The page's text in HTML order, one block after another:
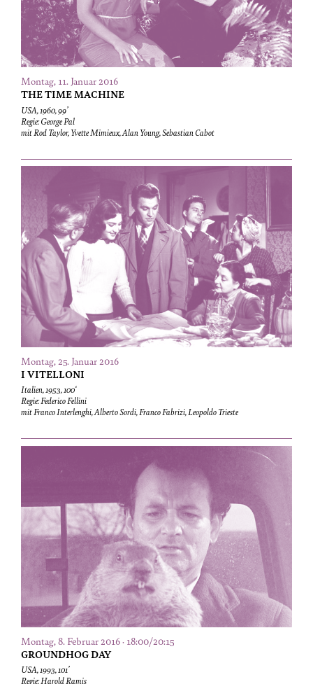
Montag, 11. Januar 2016
THE TIME MACHINE
USA, 1960, 99’
Regie: George Pal
mit Rod Taylor, Yvette Mimieux, Alan Young, Sebastian Cabot
Montag, 25. Januar 2016
I VITELLONI
Italien, 1953, 100‘
Regie: Federico Fellini
mit Franco Interlenghi, Alberto Sordi, Franco Fabrizi, Leopoldo Trieste
Montag, 8. Februar 2016 · 18:00/20:15
GROUNDHOG DAY
USA, 1993, 101’
Regie: Harold Ramis